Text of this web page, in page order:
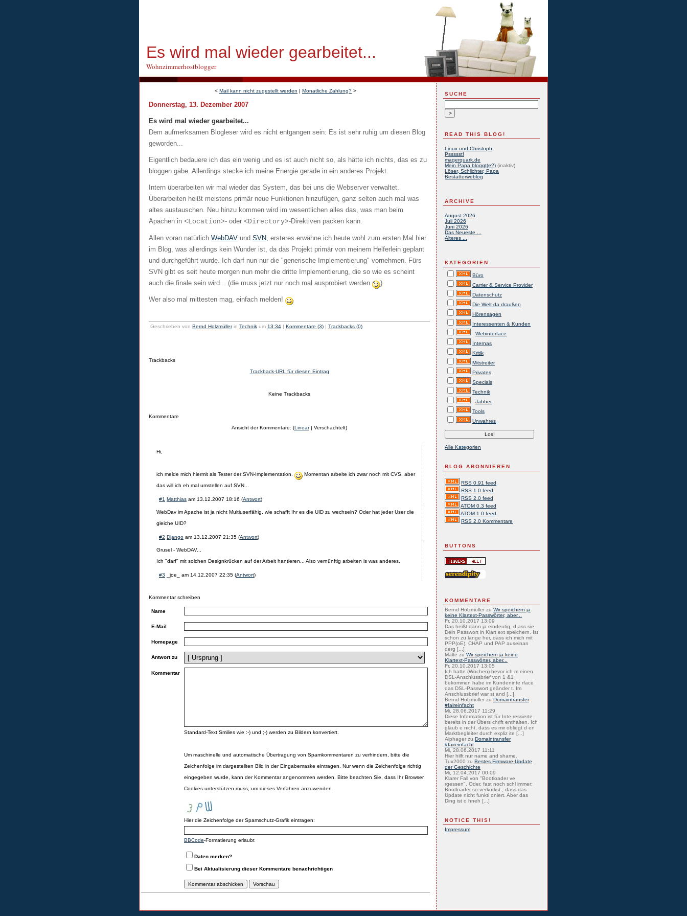
Es wird mal wieder gearbeitet...
Wohnzimmerhostblogger
< Mail kann nicht zugestellt werden | Monatliche Zahlung? >
Donnerstag, 13. Dezember 2007
Es wird mal wieder gearbeitet...
Dem aufmerksamen Blogleser wird es nicht entgangen sein: Es ist sehr ruhig um diesen Blog
geworden...
Eigentlich bedauere ich das ein wenig und es ist auch nicht so, als hätte ich nichts, das es zu
bloggen gäbe. Allerdings stecke ich meine Energie gerade in ein anderes Projekt.
Intern überarbeiten wir mal wieder das System, das bei uns die Webserver verwaltet.
Überarbeiten heißt meistens primär neue Funktionen hinzufügen, ganz selten auch mal was
altes austauschen. Neu hinzu kommen wird im wesentlichen alles das, was man beim
Apachen in <Location>- oder <Directory>-Direktiven packen kann.
Allen voran natürlich WebDAV und SVN, ersteres erwähne ich heute wohl zum ersten Mal hier
im Blog, was allerdings kein Wunder ist, da das Projekt primär von meinem Helferlein geplant
und durchgeführt wurde. Ich darf nun nur die "generische Implementierung" vornehmen. Fürs
SVN gibt es seit heute morgen nun mehr die dritte Implementierung, die so wie es scheint
auch die finale sein wird... (die muss jetzt nur noch mal ausprobiert werden
)
Wer also mal mittesten mag, einfach melden!
Geschrieben von Bernd Holzmüllerin Technik um 13:34 | Kommentare (3) | Trackbacks (0)
Trackbacks
Trackback-URL für diesen Eintrag
Keine Trackbacks
Kommentare
Ansicht der Kommentare: (Linear| Verschachtelt)
Hi,
ich melde mich hiermit als Tester der SVN-Implementation.
Momentan arbeite ich zwar noch mit CVS, aber
das will ich eh mal umstellen auf SVN...
#1 Matthias am 13.12.2007 18:16 (Antwort)
WebDav im Apache ist ja nicht Multiuserfähig, wie schafft Ihr es die UID zu wechseln? Oder hat jeder User die
gleiche UID?
#2 Django am 13.12.2007 21:35 (Antwort)
Grusel - WebDAV...
Ich "darf" mit solchen Designkrücken auf der Arbeit hantieren... Also vernünftig arbeiten is was anderes.
#3 _joe_ am 14.12.2007 22:35 (Antwort)
Kommentar schreiben
Name
E-Mail
Homepage
Antwort zu
Kommentar
Standard-Text Smilies wie :-) und ;-) werden zu Bildern konvertiert.
Um maschinelle und automatische Übertragung von Spamkommentaren zu verhindern, bitte die
Zeichenfolge im dargestellten Bild in der Eingabemaske eintragen. Nur wenn die Zeichenfolge richtig
eingegeben wurde, kann der Kommentar angenommen werden. Bitte beachten Sie, dass Ihr Browser
Cookies unterstützen muss, um dieses Verfahren anzuwenden.
Hier die Zeichenfolge der Spamschutz-Grafik eintragen:
BBCode-Formatierung erlaubt
Daten merken?
Bei Aktualisierung dieser Kommentare benachrichtigen
SUCHE
READ THIS BLOG!
Linux und Christoph
Pssssst!
magerquark.de
Mein Papa bloggt(e?) (inaktiv)
Löser, Schlichter, Papa
Bestatterweblog
ARCHIVE
August 2026
Juli 2026
Juni 2026
Das Neueste ...
Älteres ...
KATEGORIEN
Büro
Carrier & Service Provider
Datenschutz
Die Welt da draußen
Hörensagen
Interessenten & Kunden
Webinterface
Internas
Kritik
Mitstreiter
Privates
Specials
Technik
Jabber
Tools
Unwahres
Alle Kategorien
BLOG ABONNIEREN
RSS 0.91 feed
RSS 1.0 feed
RSS 2.0 feed
ATOM 0.3 feed
ATOM 1.0 feed
RSS 2.0 Kommentare
BUTTONS
KOMMENTARE
Bernd Holzmüller zu Wir speichern ja
keine Klartext-Passwörter, aber...
Fr, 20.10.2017 13:09
Das heißt dann ja eindeutig, d ass sie
Dein Passwort in Klart ext speichern. Ist
schon zu lange her, dass ich mich mit
PPP(oE), CHAP und PAP auseinan
derg [...]
Malte zu Wir speichern ja keine
Klartext-Passwörter, aber...
Fr, 20.10.2017 13:05
Ich hatte (Wochen) bevor ich m einen
DSL-Anschlussbrief von 1 &1
bekommen habe im Kundeninte rface
das DSL-Passwort geänder t. Im
Anschlussbrief war st and [...]
Bernd Holzmüller zu Domaintransfer
#faireinfacht
Mi, 28.06.2017 11:29
Diese Information ist für Inte ressierte
bereits in der Übers chrift enthalten. Ich
glaub e nicht, dass es mir obliegt d en
Marktbegleiter durch expliz ite [...]
Alphager zu Domaintransfer
#faireinfacht
Mi, 28.06.2017 11:11
Hier hilft nur name and shame.
Tux2000 zu Bestes Firmware-Update
der Geschichte
Mi, 12.04.2017 00:09
Klarer Fall von "Bootloader ve
rgessen". Oder, fast noch schl immer:
Bootloader so verkorkst , dass das
Update nicht funkti oniert. Aber das
Ding ist o hneh [...]
NOTICE THIS!
Impressum